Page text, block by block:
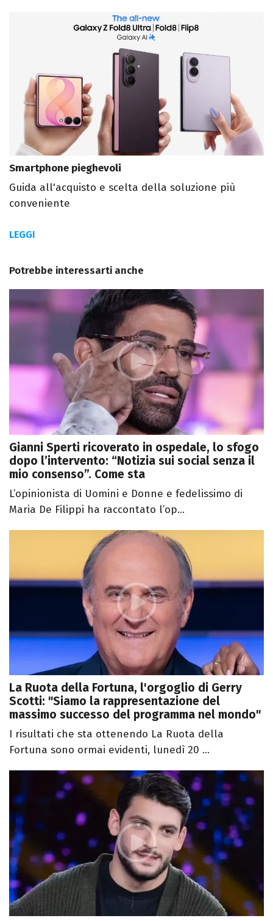
Smartphone pieghevoli
Guida all'acquisto e scelta della soluzione più
conveniente
LEGGI
Potrebbe interessarti anche
Gianni Sperti ricoverato in ospedale, lo sfogo
dopo l’intervento: “Notizia sui social senza il
mio consenso”. Come sta
L’opinionista di Uomini e Donne e fedelissimo di
Maria De Filippi ha raccontato l’op...
La Ruota della Fortuna, l'orgoglio di Gerry
Scotti: "Siamo la rappresentazione del
massimo successo del programma nel mondo"
I risultati che sta ottenendo La Ruota della
Fortuna sono ormai evidenti, lunedì 20 ...